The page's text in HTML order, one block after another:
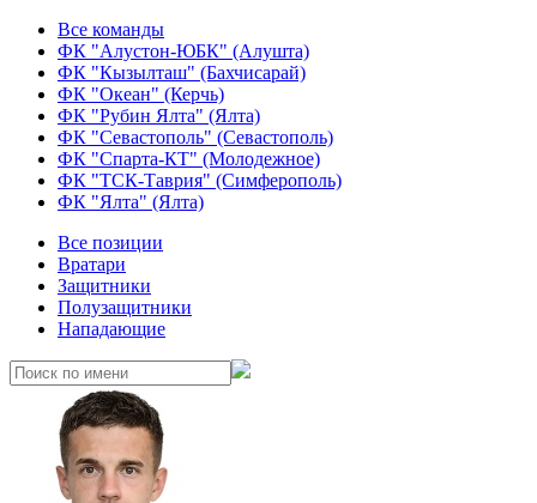
Все команды
ФК "Алустон-ЮБК" (Алушта)
ФК "Кызылташ" (Бахчисарай)
ФК "Океан" (Керчь)
ФК "Рубин Ялта" (Ялта)
ФК "Севастополь" (Севастополь)
ФК "Спарта-КТ" (Молодежное)
ФК "ТСК-Таврия" (Симферополь)
ФК "Ялта" (Ялта)
Все позиции
Вратари
Защитники
Полузащитники
Нападающие